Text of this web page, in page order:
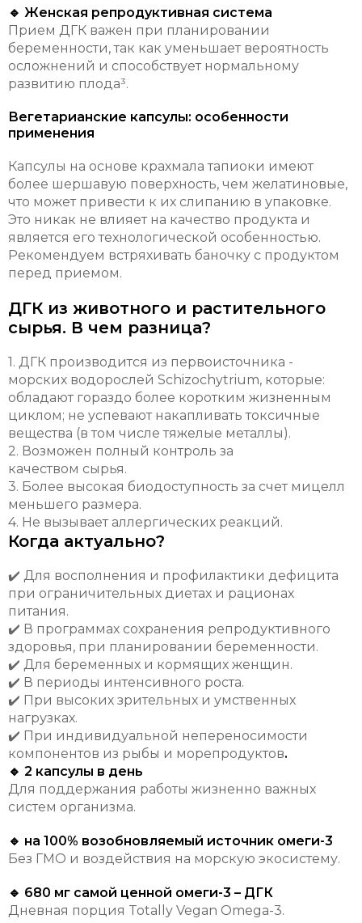
🔹 Женская репродуктивная система
Прием ДГК важен при планировании
беременности, так как уменьшает вероятность
осложнений и способствует нормальному
развитию плода³.
Вегетарианские капсулы: особенности
применения
Капсулы на основе крахмала тапиоки имеют
более шершавую поверхность, чем желатиновые,
что может привести к их слипанию в упаковке.
Это никак не влияет на качество продукта и
является его технологической особенностью.
Рекомендуем встряхивать баночку с продуктом
перед приемом.
ДГК из животного и растительного
сырья. В чем разница?
1. ДГК производится из первоисточника -
морских водорослей Schizochytrium, которые:
обладают гораздо более коротким жизненным
циклом; не успевают накапливать токсичные
вещества (в том числе тяжелые металлы).
2. Возможен полный контроль за
качеством сырья.
3. Более высокая биодоступность за счет мицелл
меньшего размера.
4. Не вызывает аллергических реакций.
Когда актуально?
✔️ Для восполнения и профилактики дефицита
при ограничительных диетах и рационах
питания.
✔️ В программах сохранения репродуктивного
здоровья, при планировании беременности.
✔️ Для беременных и кормящих женщин.
✔️ В периоды интенсивного роста.
✔️ При высоких зрительных и умственных
нагрузках.
✔️ При индивидуальной непереносимости
компонентов из рыбы и морепродуктов.
🔹 2 капсулы в день
Для поддержания работы жизненно важных
систем организма.
🔹 на 100% возобновляемый источник омеги-3
Без ГМО и воздействия на морскую экосистему.
🔹 680 мг самой ценной омеги-3 – ДГК
Дневная порция Totally Vegan Omega-3.